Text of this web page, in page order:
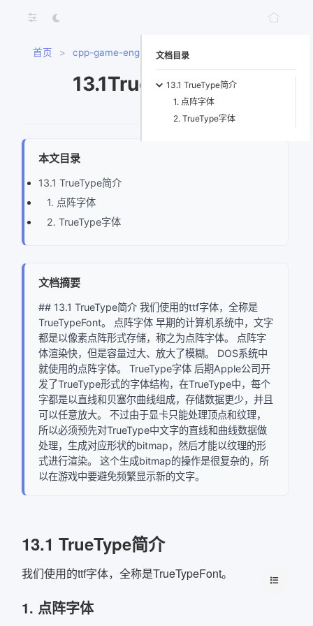
首页 > cpp-game-engine-book >
13.1TrueType简介
本文目录
13.1 TrueType简介
1. 点阵字体
2. TrueType字体
文档摘要
## 13.1 TrueType简介 我们使用的ttf字体，全称是
TrueTypeFont。 点阵字体 早期的计算机系统中，文字
都是以像素点阵形式存储，称之为点阵字体。 点阵字
体渲染快，但是容量过大、放大了模糊。 DOS系统中
就使用的点阵字体。 TrueType字体 后期Apple公司开
发了TrueType形式的字体结构，在TrueType中，每个
字都是以直线和贝塞尔曲线组成，存储数据更少，并且
可以任意放大。 不过由于显卡只能处理顶点和纹理，
所以必须预先对TrueType中文字的直线和曲线数据做
处理，生成对应形状的bitmap，然后才能以纹理的形
式进行渲染。 这个生成bitmap的操作是很复杂的，所
以在游戏中要避免频繁显示新的文字。
13.1 TrueType简介
我们使用的ttf字体，全称是TrueTypeFont。
1. 点阵字体
文档目录
13.1 TrueType简介
1. 点阵字体
2. TrueType字体